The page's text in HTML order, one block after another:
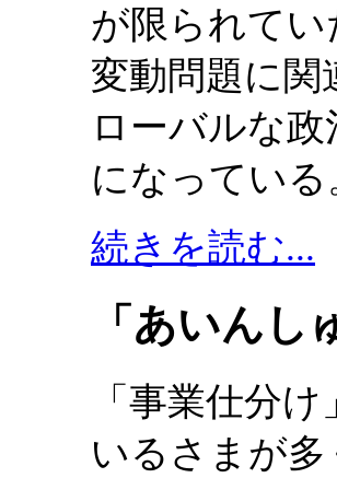
が限られて
変動問題に
ローバルな
になっている
続きを読む...
「あいん
「事業仕分
いるさまが